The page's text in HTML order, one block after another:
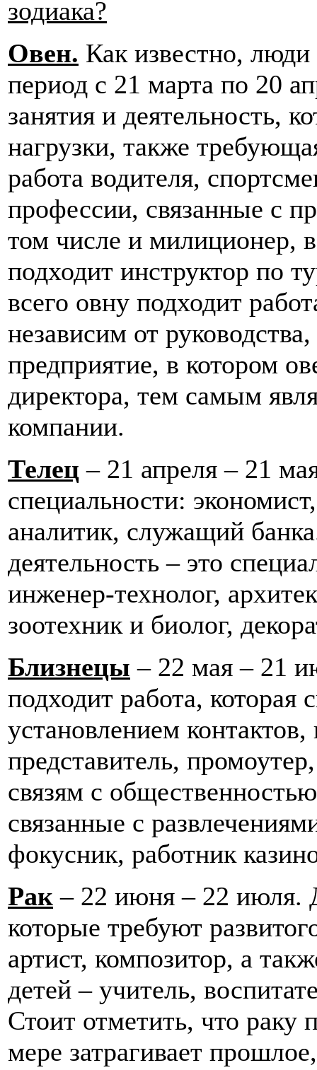
зодиака?
Овен. Как известно,
период с 21 марта по 20
занятия и деятельность,
нагрузки, также
работа водителя,
профессии, связанные с
том числе и милиционер,
подходит инструктор по
всего овну подходит
независим от
предприятие, в котором
директора, тем самым
компании.
Телец – 21 апреля – 21
специальности:
аналитик, служащий
деятельность – это
инженер-технолог,
зоотехник и биолог,
Близнецы – 22 мая – 21
подходит работа, которая
установлением
представитель,
связям с
связанные с
фокусник, работник
Рак – 22 июня – 22 июля.
которые требуют
артист, композитор, а
детей – учитель,
Стоит отметить, что раку
мере затрагивает